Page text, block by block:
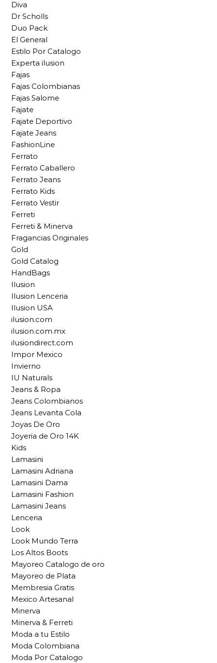
Diva
Dr Scholls
Duo Pack
El General
Estilo Por Catalogo
Experta ilusion
Fajas
Fajas Colombianas
Fajas Salome
Fajate
Fajate Deportivo
Fajate Jeans
FashionLine
Ferrato
Ferrato Caballero
Ferrato Jeans
Ferrato Kids
Ferrato Vestir
Ferreti
Ferreti & Minerva
Fragancias Originales
Gold
Gold Catalog
HandBags
Ilusion
Ilusion Lenceria
Ilusion USA
ilusion.com
ilusion.com.mx
ilusiondirect.com
Impor Mexico
Invierno
IU Naturals
Jeans & Ropa
Jeans Colombianos
Jeans Levanta Cola
Joyas De Oro
Joyeria de Oro 14K
Kids
Lamasini
Lamasini Adriana
Lamasini Dama
Lamasini Fashion
Lamasini Jeans
Lenceria
Look
Look Mundo Terra
Los Altos Boots
Mayoreo Catalogo de oro
Mayoreo de Plata
Membresia Gratis
Mexico Artesanal
Minerva
Minerva & Ferreti
Moda a tu Estilo
Moda Colombiana
Moda Por Catalogo